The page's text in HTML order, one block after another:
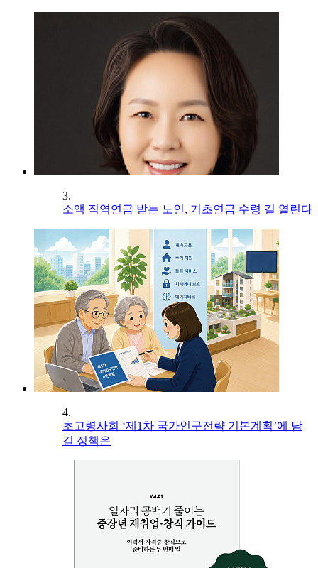
3.
소액 직역연금 받는 노인, 기초연금 수령 길 열린다
4.
초고령사회 ‘제1차 국가인구전략 기본계획’에 담
길 정책은